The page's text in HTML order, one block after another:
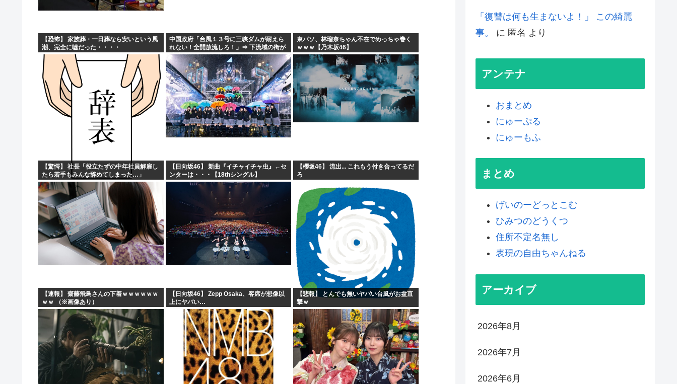
【恐怖】 家族葬・一日葬なら安いという風
潮、完全に嘘だった・・・・
中国政府「台風１３号に三峡ダムが耐えら
れない！全開放流しろ！」⇒ 下流域の街が
壊滅状態ｗｗｗｗｗ
東パソ、林瑠奈ちゃん不在でめっちゃ巻く
ｗｗｗ【乃木坂46】
【驚愕】 社長「役立たずの中年社員解雇し
たら若手もみんな辞めてしまった…」
【日向坂46】 新曲『イチャイチャ虫』←セ
ンターは・・・【18thシングル】
【櫻坂46】 流出... これもう付き合ってるだ
ろ
【速報】 齋藤飛鳥さんの下着ｗｗｗｗｗｗ
ｗｗ （※画像あり）
【日向坂46】 Zepp Osaka、客席が想像以
上にヤバい…
【悲報】 とんでも無いヤバい台風がお盆直
撃ｗ
「復讐は何も生まないよ！」 この綺麗
事。
に 匿名 より
アンテナ
おまとめ
にゅーぷる
にゅーもふ
まとめ
げいのーどっとこむ
ひみつのどうくつ
住所不定名無し
表現の自由ちゃんねる
アーカイブ
2026年8月
2026年7月
2026年6月